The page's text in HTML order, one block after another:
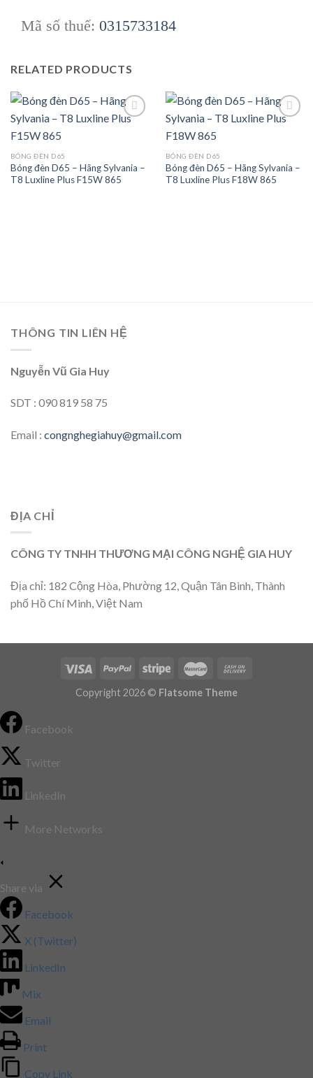
Mã số thuế: 0315733184
RELATED PRODUCTS
BÓNG ĐÈN D65
Bóng đèn D65 – Hãng Sylvania –
T8 Luxline Plus F15W 865
BÓNG ĐÈN D65
Bóng đèn D65 – Hãng Sylvania –
T8 Luxline Plus F18W 865
THÔNG TIN LIÊN HỆ
Nguyễn Vũ Gia Huy
SDT : 090 819 58 75
Email : congnghegiahuy@gmail.com
ĐỊA CHỈ
CÔNG TY TNHH THƯƠNG MẠI CÔNG NGHỆ GIA HUY
Địa chỉ: 182 Cộng Hòa, Phường 12, Quận Tân Bình, Thành
phố Hồ Chí Minh, Việt Nam
Copyright 2026 © Flatsome Theme
Facebook
Twitter
LinkedIn
More Networks
Share via
Facebook
X (Twitter)
LinkedIn
Mix
Email
Print
Copy Link